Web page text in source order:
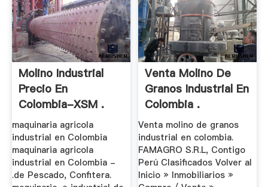
Molino Industrial
Precio En
Colombia-XSM .
maquinaria agricola
industrial en Colombia
maquinaria agricola
industrial en Colombia -
.de Pescado, Confitera.
Venta Molino De
Granos Industrial En
Colombia .
Venta molino de granos
industrial en colombia.
FAMAGRO S.R.L, Contigo
Perú Clasificados Volver al
Inicio » Inmobiliarios »